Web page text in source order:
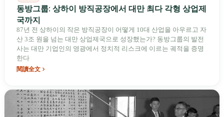
동방그룹: 상하이 방직공장에서 대만 최다 각형 상업제
국까지
87년 전 상하이의 작은 방직공장이 어떻게 10대 산업을 아우르고 자
산 3조 원을 넘는 대만 상업제국으로 성장했는가? 동방그룹의 발전
사는 대만 기업인의 영광에서 정치적 리스크에 이르는 궤적을 증명
한다
閱讀全文